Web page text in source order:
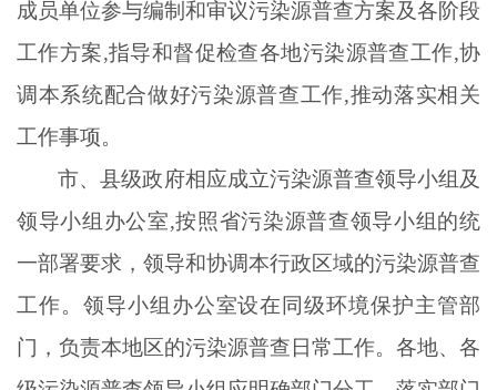
成员单位参与编制和审议污染源普查方案及各阶段
工作方案,指导和督促检查各地污染源普查工作,协
调本系统配合做好污染源普查工作,推动落实相关
工作事项。
市、县级政府相应成立污染源普查领导小组及
领导小组办公室,按照省污染源普查领导小组的统
一部署要求，领导和协调本行政区域的污染源普查
工作。领导小组办公室设在同级环境保护主管部
门，负责本地区的污染源普查日常工作。各地、各